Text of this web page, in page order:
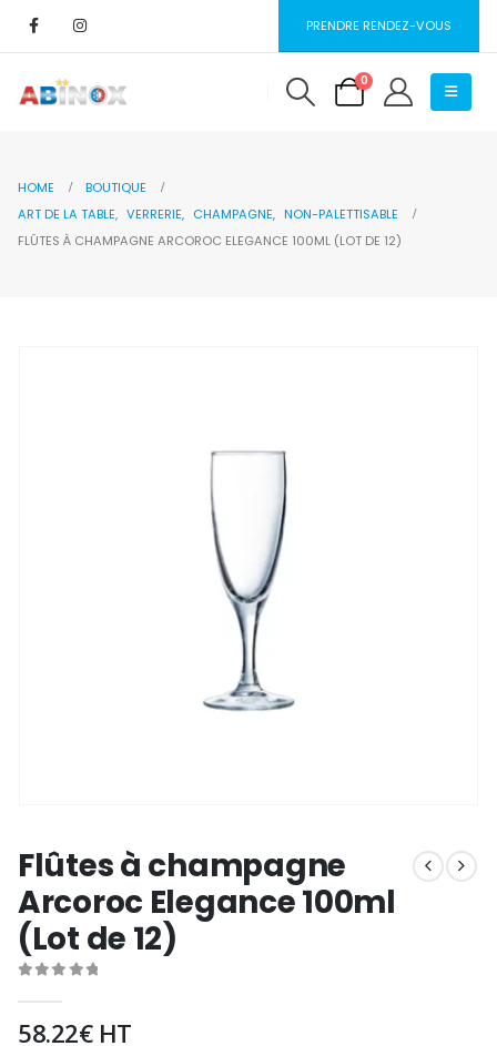
PRENDRE RENDEZ-VOUS
0
HOME
BOUTIQUE
ART DE LA TABLE, VERRERIE, CHAMPAGNE, NON-PALETTISABLE
FLÛTES À CHAMPAGNE ARCOROC ELEGANCE 100ML (LOT DE 12)
Flûtes à champagne
Arcoroc Elegance 100ml
(Lot de 12)
58.22€HT